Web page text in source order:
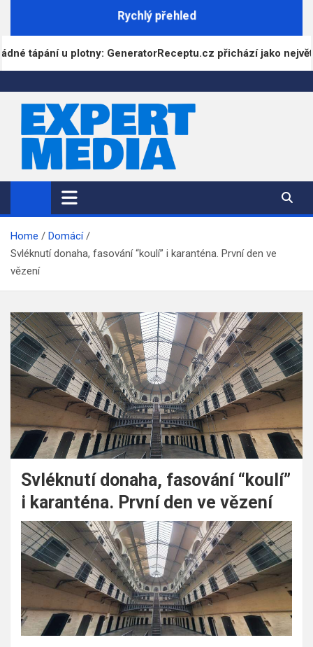
Rychlý přehled
plotny: GeneratorReceptu.cz přichází jako největší digitální
ExpertMedia.cz
Magazín informací
Home
Domácí
Svléknutí donaha, fasování “koulí” i karanténa. První den ve
vězení
Svléknutí donaha, fasování “koulí”
i karanténa. První den ve vězení